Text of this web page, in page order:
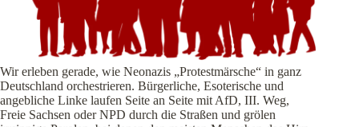
Wir erleben gerade, wie Neonazis „Protestmärsche“ in ganz
Deutschland orchestrieren. Bürgerliche, Esoterische und
angebliche Linke laufen Seite an Seite mit AfD, III. Weg,
Freie Sachsen oder NPD durch die Straßen und grölen